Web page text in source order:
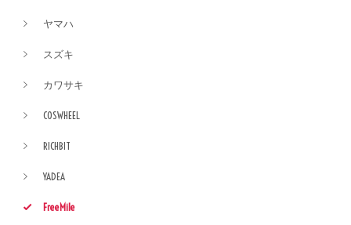
ヤマハ
スズキ
カワサキ
COSWHEEL
RICHBIT
YADEA
FreeMile